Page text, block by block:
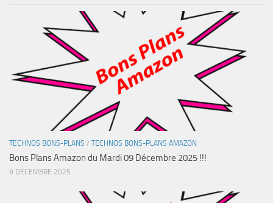
TECHNOS BONS-PLANS / TECHNOS BONS-PLANS AMAZON
Bons Plans Amazon du Mardi 09 Décembre 2025 !!!
9 DÉCEMBRE 2025